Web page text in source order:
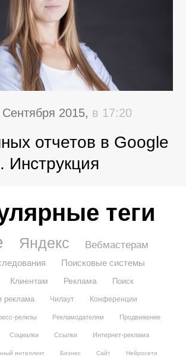
Сентября 2015, в 17:20
отчетов в Google
Инструкция
теги
Яндекс
Вебмастерам
Поисковые системы
Клиентам Реклама
Поиск
реклама
Чилаут Конференции
релизы Рекламодателям Продвижение
Социалки Ссылки Интернет-реклама
интеллект Бизнес Сайт Нейросети